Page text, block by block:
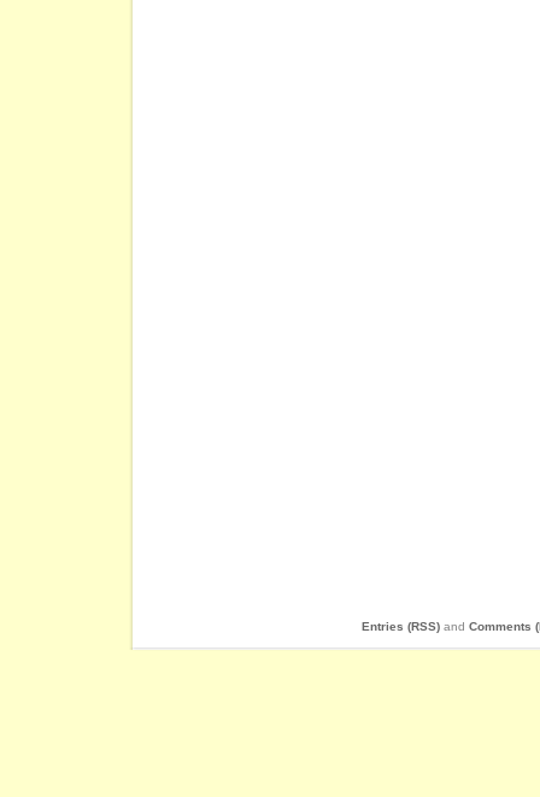
Entries (RSS) and Comments